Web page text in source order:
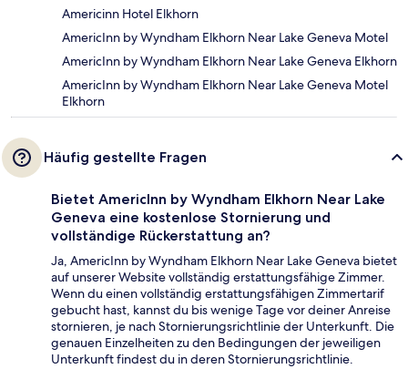
Americinn Hotel Elkhorn
AmericInn by Wyndham Elkhorn Near Lake Geneva Motel
AmericInn by Wyndham Elkhorn Near Lake Geneva Elkhorn
AmericInn by Wyndham Elkhorn Near Lake Geneva Motel
Elkhorn
Häufig gestellte Fragen
Bietet AmericInn by Wyndham Elkhorn Near Lake
Geneva eine kostenlose Stornierung und
vollständige Rückerstattung an?
Ja, AmericInn by Wyndham Elkhorn Near Lake Geneva bietet
auf unserer Website vollständig erstattungsfähige Zimmer.
Wenn du einen vollständig erstattungsfähigen Zimmertarif
gebucht hast, kannst du bis wenige Tage vor deiner Anreise
stornieren, je nach Stornierungsrichtlinie der Unterkunft. Die
genauen Einzelheiten zu den Bedingungen der jeweiligen
Unterkunft findest du in deren Stornierungsrichtlinie.